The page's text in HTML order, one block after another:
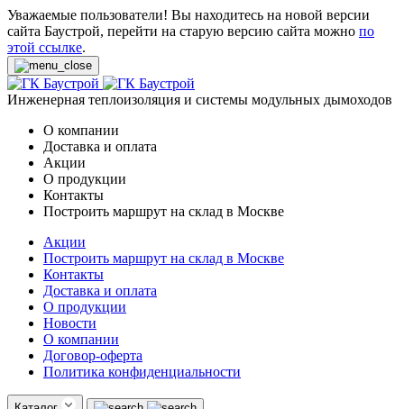
Уважаемые пользователи! Вы находитесь на новой версии
сайта Баустрой, перейти на старую версию сайта можно по
этой ссылке.
Инженерная теплоизоляция и системы модульных дымоходов
О компании
Доставка и оплата
Акции
О продукции
Контакты
Построить маршрут на склад в Москве
Акции
Построить маршрут на склад в Москве
Контакты
Доставка и оплата
О продукции
Новости
О компании
Договор-оферта
Политика конфиденциальности